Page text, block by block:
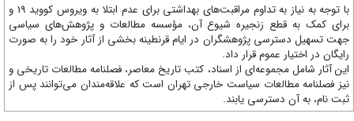
با توجه به نیاز به تداوم مراقبت‌های بهداشتی برای عدم ابتلا به ویروس کووید 19 و
کمک به قطع زنجیره شیوع آن، مؤسسه مطالعات و پژوهش‌های سیاسی
تسهیل دسترسی پژوهشگران در ایام قرنطینه بخشی از آثار خود را به صورت
در اختیار عموم قرار داد.
آثار شامل مجموعه‌ای از اسناد، کتب تاریخ معاصر، فصلنامه‌ مطالعات تاریخی و
فصلنامه مطالعات سیاست خارجی تهران است که علاقه‌مندان می‌توانند پس از
نام، به آن دسترسی یابند.